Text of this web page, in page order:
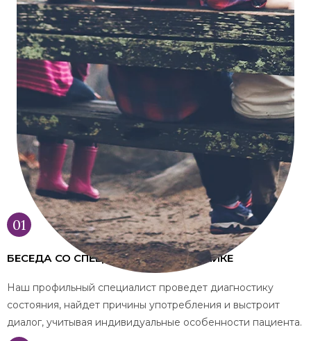
БЕСЕДА СО СПЕЦИАЛИСТОМ В КЛИНИКЕ
Наш профильный специалист проведет диагностику
состояния, найдет причины употребления и выстроит
диалог, учитывая индивидуальные особенности пациента.